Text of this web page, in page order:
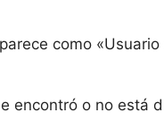
como
encontró o no está